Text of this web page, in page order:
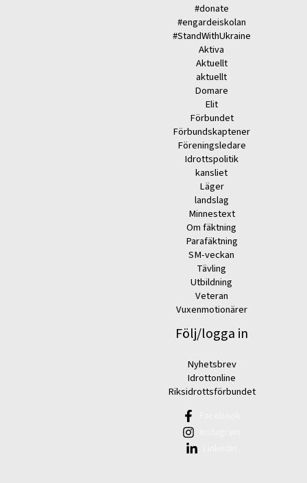
#donate
#engardeiskolan
#StandWithUkraine
Aktiva
Aktuellt
aktuellt
Domare
Elit
Förbundet
Förbundskaptener
Föreningsledare
Idrottspolitik
kansliet
Läger
landslag
Minnestext
Om fäktning
Parafäktning
SM-veckan
Tävling
Utbildning
Veteran
Vuxenmotionärer
Följ/logga in
Nyhetsbrev
Idrottonline
Riksidrottsförbundet